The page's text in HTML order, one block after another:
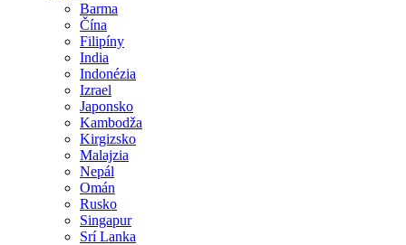
Barma
Čína
Filipíny
India
Indonézia
Izrael
Japonsko
Kambodža
Kirgizsko
Malajzia
Nepál
Omán
Rusko
Singapur
Srí Lanka